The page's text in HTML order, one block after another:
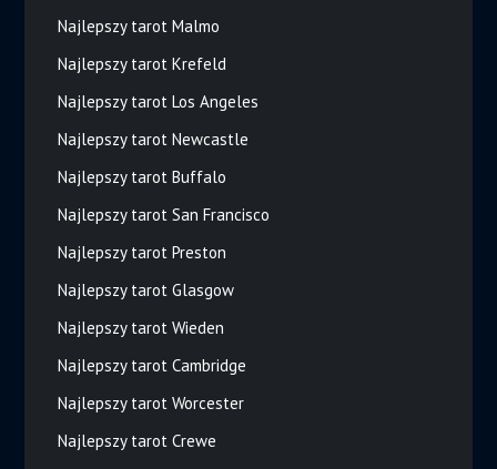
Najlepszy tarot Malmo
Najlepszy tarot Krefeld
Najlepszy tarot Los Angeles
Najlepszy tarot Newcastle
Najlepszy tarot Buffalo
Najlepszy tarot San Francisco
Najlepszy tarot Preston
Najlepszy tarot Glasgow
Najlepszy tarot Wieden
Najlepszy tarot Cambridge
Najlepszy tarot Worcester
Najlepszy tarot Crewe